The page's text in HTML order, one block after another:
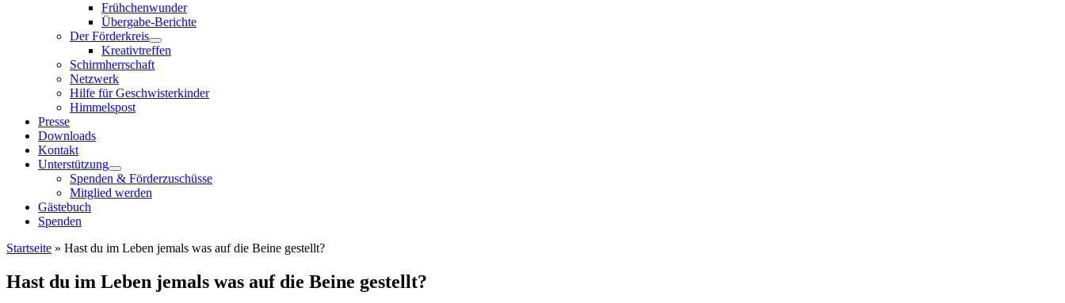
Frühchenwunder
Übergabe-Berichte
Der Förderkreis
Kreativtreffen
Schirmherrschaft
Netzwerk
Hilfe für Geschwisterkinder
Himmelspost
Presse
Downloads
Kontakt
Unterstützung
Spenden & Förderzuschüsse
Mitglied werden
Gästebuch
Spenden
Startseite » Hast du im Leben jemals was auf die Beine gestellt?
Hast du im Leben jemals was auf die Beine gestellt?